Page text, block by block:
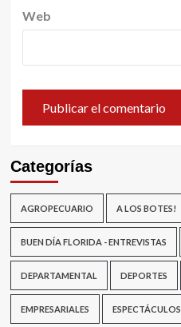
Web
Categorías
AGROPECUARIO A LOS BOTES!
BUEN DÍA FLORIDA - ENTREVISTAS
DEPARTAMENTAL DEPORTES
EMPRESARIALES ESPECTÁCULOS